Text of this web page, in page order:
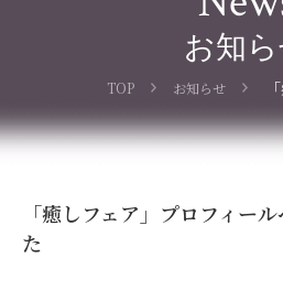
お知
TOP お知らせ
「癒しフェア」プロフィー
た